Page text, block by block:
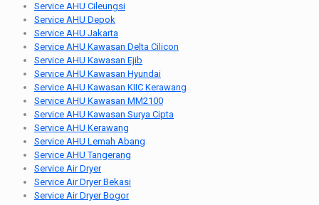
Service AHU Cileungsi
Service AHU Depok
Service AHU Jakarta
Service AHU Kawasan Delta Cilicon
Service AHU Kawasan Ejib
Service AHU Kawasan Hyundai
Service AHU Kawasan KIIC Kerawang
Service AHU Kawasan MM2100
Service AHU Kawasan Surya Cipta
Service AHU Kerawang
Service AHU Lemah Abang
Service AHU Tangerang
Service Air Dryer
Service Air Dryer Bekasi
Service Air Dryer Bogor